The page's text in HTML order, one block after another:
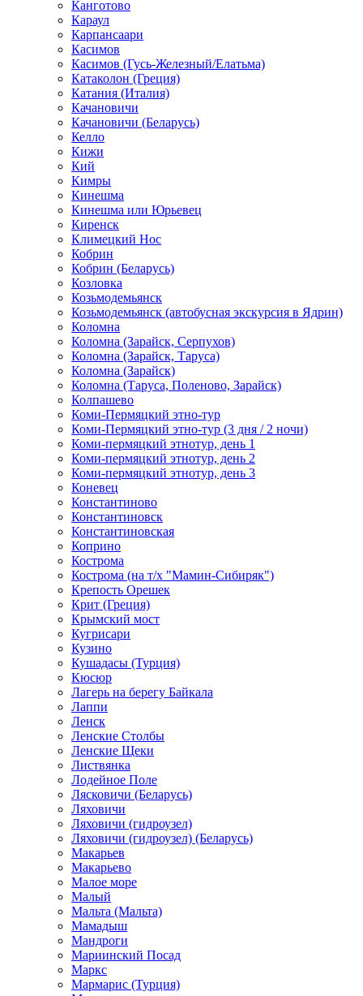
Канготово
Караул
Карпансаари
Касимов
Касимов (Гусь-Железный/Елатьма)
Катаколон (Греция)
Катания (Италия)
Качановичи
Качановичи (Беларусь)
Келло
Кижи
Кий
Кимры
Кинешма
Кинешма или Юрьевец
Киренск
Климецкий Нос
Кобрин
Кобрин (Беларусь)
Козловка
Козьмодемьянск
Козьмодемьянск (автобусная экскурсия в Ядрин)
Коломна
Коломна (Зарайск, Серпухов)
Коломна (Зарайск, Таруса)
Коломна (Зарайск)
Коломна (Таруса, Поленово, Зарайск)
Колпашево
Коми-Пермяцкий этно-тур
Коми-Пермяцкий этно-тур (3 дня / 2 ночи)
Коми-пермяцкий этнотур, день 1
Коми-пермяцкий этнотур, день 2
Коми-пермяцкий этнотур, день 3
Коневец
Константиново
Константиновск
Константиновская
Коприно
Кострома
Кострома (на т/х "Мамин-Сибиряк")
Крепость Орешек
Крит (Греция)
Крымский мост
Кугрисари
Кузино
Кушадасы (Турция)
Кюсюр
Лагерь на берегу Байкала
Лаппи
Ленск
Ленские Столбы
Ленские Щеки
Листвянка
Лодейное Поле
Лясковичи (Беларусь)
Ляховичи
Ляховичи (гидроузел)
Ляховичи (гидроузел) (Беларусь)
Макарьев
Макарьево
Малое море
Малый
Мальта (Мальта)
Мамадыш
Мандроги
Мариинский Посад
Маркс
Мармарис (Турция)